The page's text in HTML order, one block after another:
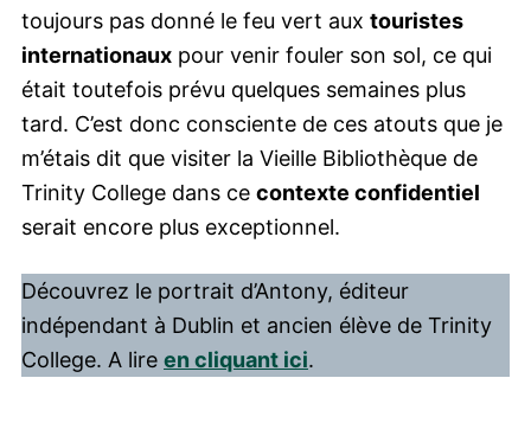
toujours pas donné le feu vert aux touristes
internationaux pour venir fouler son sol, ce qui
était toutefois prévu quelques semaines plus
tard. C’est donc consciente de ces atouts que je
m’étais dit que visiter la Vieille Bibliothèque de
Trinity College dans ce contexte confidentiel
serait encore plus exceptionnel.
Découvrez le portrait d’Antony, éditeur
indépendant à Dublin et ancien élève de Trinity
College. A lire en cliquant ici.